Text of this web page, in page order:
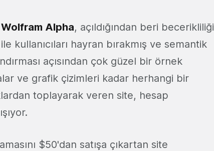
Wolfram Alpha, açıldığından beri becerikliliği
ile kullanıcıları hayran bırakmış ve semantik
açısından çok güzel bir örnek
ve grafik çizimleri kadar herhangi bir
toplayarak veren site, hesap
$50'dan satışa çıkartan site